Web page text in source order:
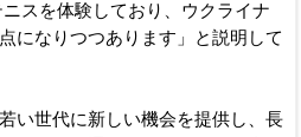
スを体験しており、ウクライナ
になりつつあります」と説明して
い世代に新しい機会を提供し、長